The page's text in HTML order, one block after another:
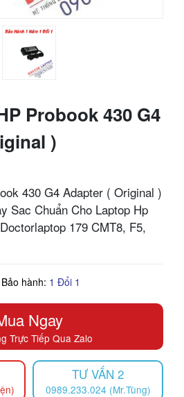
Probook 430 G4
)
430 G4 Adapter ( Original )
Sac Chuẩn Cho Laptop Hp
179 CMT8, F5,
Bảo hành: 1 Đổi 1
Ngay
Trực Tiếp Qua Zalo
TƯ VẤN 2
0989.233.024 (Mr.Tùng)